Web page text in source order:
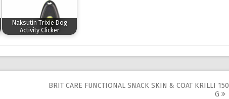
Naksutin Trixie Dog
Activity Clicker
BRIT CARE FUNCTIONAL SNACK SKIN & COAT KRILLI 150
G